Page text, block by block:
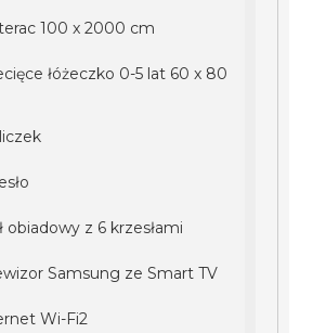
100 x 2000 cm
łóżeczko 0-5 lat 60 x 80
obiadowy z 6 krzesłami
Samsung ze Smart TV
Wi-Fi2